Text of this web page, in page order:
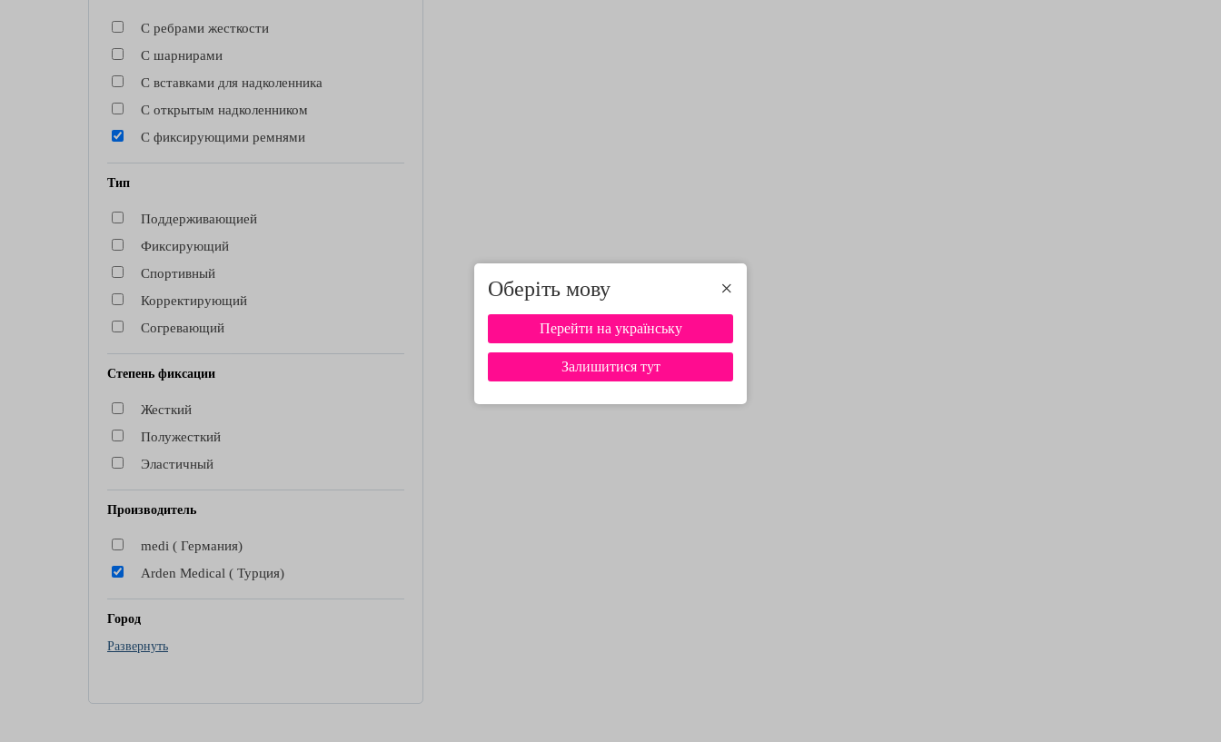
Оберіть мову ×
Перейти на українську
Залишитися тут
С ребрами жесткости
С шарнирами
С вставками для надколенника
С открытым надколенником
С фиксирующими ремнями
Тип
Поддерживающией
Фиксирующий
Спортивный
Корректирующий
Согревающий
Степень фиксации
Жесткий
Полужесткий
Эластичный
Производитель
medi ( Германия)
Arden Medical ( Турция)
Город
Киев
Развернуть